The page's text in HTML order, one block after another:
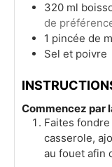
320 ml
de
1 pincée de
Sel et poivre
Commencez par
Faites
casserole,
au fouet afin